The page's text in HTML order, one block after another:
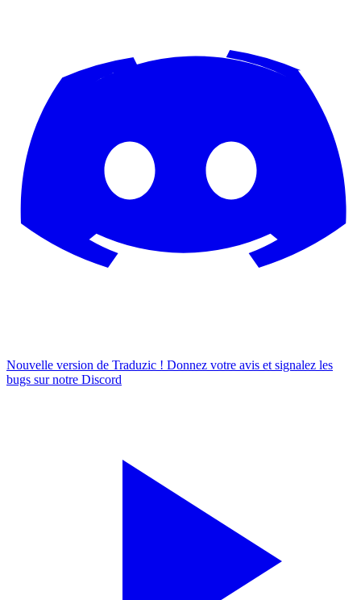
Nouvelle version de Traduzic ! Donnez votre avis et signalez les
bugs sur notre Discord